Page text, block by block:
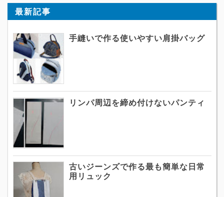
最新記事
手縫いで作る使いやすい肩掛バッグ
リンパ周辺を締め付けないパンティ
古いジーンズで作る最も簡単な日常
用リュック